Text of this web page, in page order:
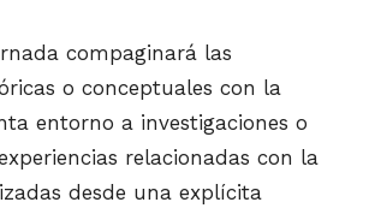
compaginará las
o conceptuales con la
entorno a investigaciones o
relacionadas con la
desde una explícita